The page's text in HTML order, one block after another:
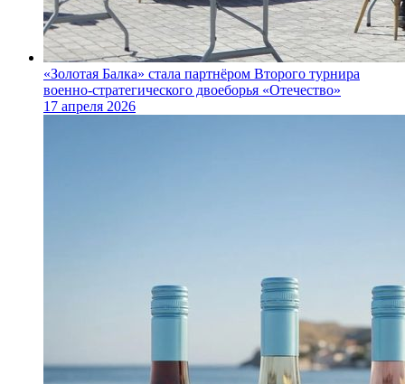
«Золотая Балка» стала партнёром Второго турнира
военно‑стратегического двоеборья «Отечество»
17 апреля 2026